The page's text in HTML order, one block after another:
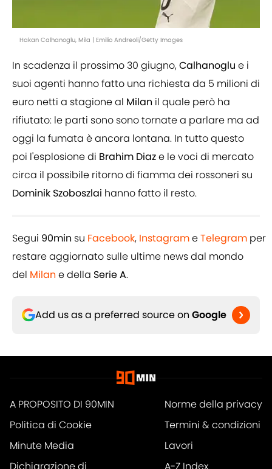
Hakan Calhanoglu, Mila | Emilio Andreoli/Getty Images
In scadenza il prossimo 30 giugno,Calhanoglu e i
suoi agenti hanno fatto una richiesta da 5 milioni di
euro netti a stagione al Milan il quale però ha
rifiutato: le parti sono sono tornate a parlare ma ad
oggi la fumata è ancora lontana. In tutto questo
poi l'esplosione di Brahim Diaze le voci di mercato
circa il possibile ritorno di fiamma dei rossoneri su
Dominik Szoboszlai hanno fatto il resto.
Segui 90min su Facebook, InstagrameTelegram per
restare aggiornato sulle ultime news dal mondo
del Milan e della Serie A.
Add us as a preferred source on Google
A PROPOSITO DI 90MIN
Norme della privacy
Politica di Cookie
Termini & condizioni
Minute Media
Lavori